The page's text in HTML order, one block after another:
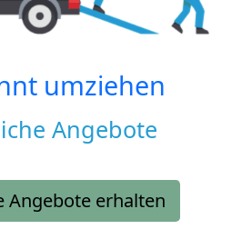
umziehen
Angebote
Angebote erhalten